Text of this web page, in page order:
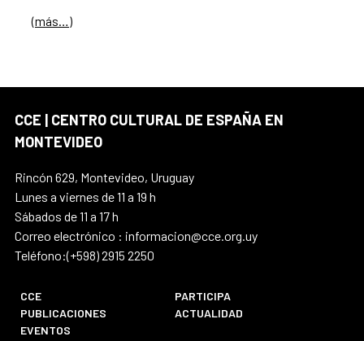
(más…)
CCE | CENTRO CULTURAL DE ESPAÑA EN
MONTEVIDEO
Rincón 629, Montevideo, Uruguay
Lunes a viernes de 11 a 19 h
Sábados de 11 a 17 h
Correo electrónico : informacion@cce.org.uy
Teléfono:(+598) 2915 2250
CCE
PARTICIPA
PUBLICACIONES
ACTUALIDAD
EVENTOS